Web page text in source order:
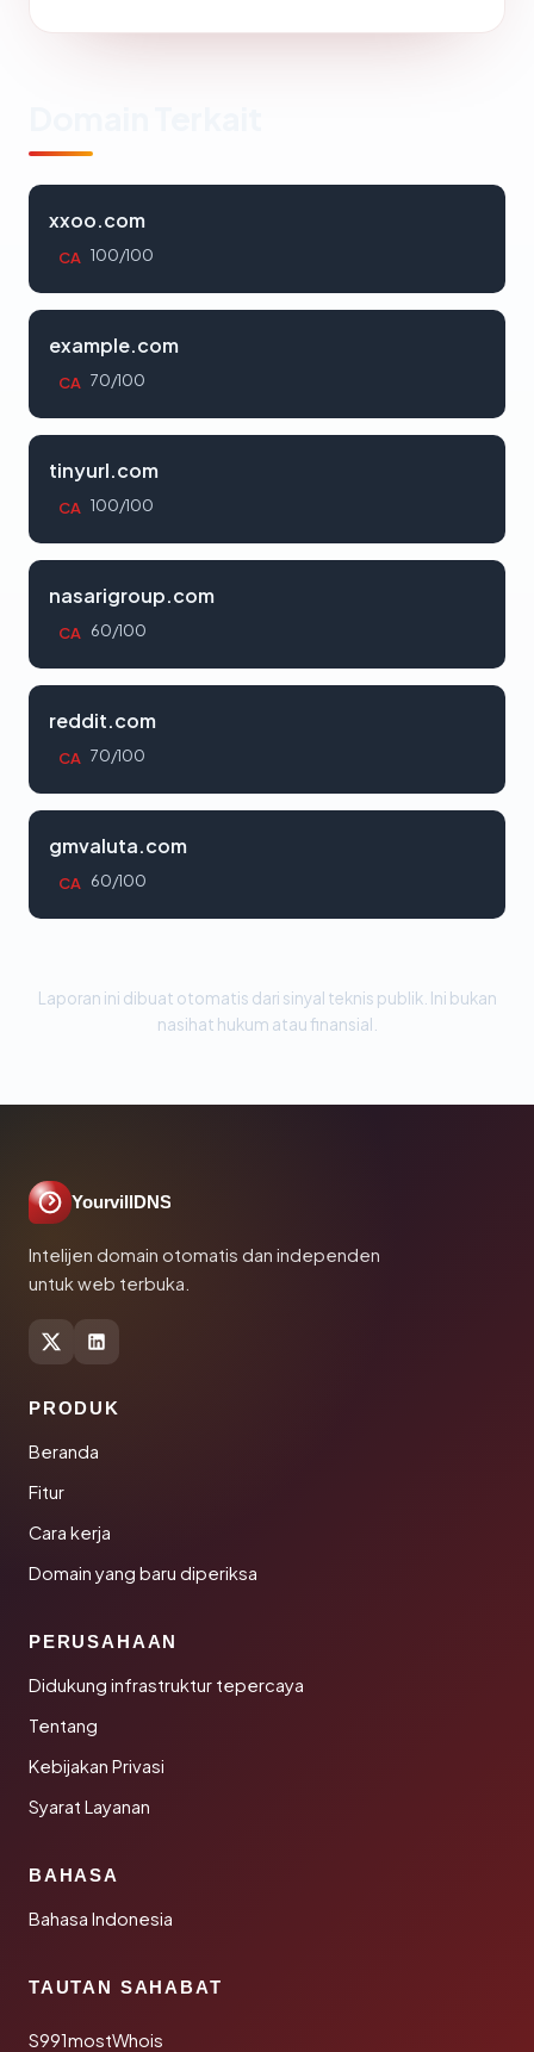
xxoo.com
CA 100/100
example.com
CA 70/100
tinyurl.com
CA 100/100
nasarigroup.com
CA 60/100
reddit.com
CA 70/100
gmvaluta.com
CA 60/100
Laporan ini dibuat otomatis dari sinyal teknis publik. Ini bukan
nasihat hukum atau finansial.
YourvillDNS
Intelijen domain otomatis dan independen
untuk web terbuka.
PRODUK
Beranda
Fitur
Cara kerja
Domain yang baru diperiksa
PERUSAHAAN
Didukung infrastruktur tepercaya
Tentang
Kebijakan Privasi
Syarat Layanan
BAHASA
Bahasa Indonesia
TAUTAN SAHABAT
S991mostWhois